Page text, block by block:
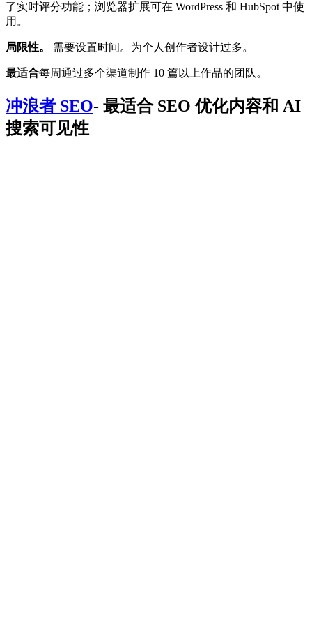
了实时评分功能；浏览器扩展可在 WordPress 和 HubSpot 中使
用。
局限性。 需要设置时间。为个人创作者设计过多。
最适合每周通过多个渠道制作 10 篇以上作品的团队。
冲浪者 SEO- 最适合 SEO 优化内容和 AI
搜索可见性